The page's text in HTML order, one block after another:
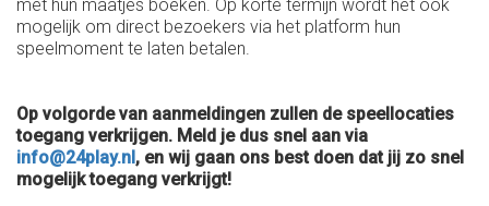
met hun maatjes boeken. Op korte termijn wordt het ook
mogelijk om direct bezoekers via het platform hun
speelmoment te laten betalen.
Op volgorde van aanmeldingen zullen de speellocaties
toegang verkrijgen. Meld je dus snel aan via
info@24play.nl, en wij gaan ons best doen dat jij zo snel
mogelijk toegang verkrijgt!